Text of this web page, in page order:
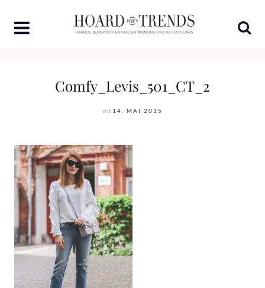
content
Comfy_Levis_501_CT_2
on 14. MAI 2015